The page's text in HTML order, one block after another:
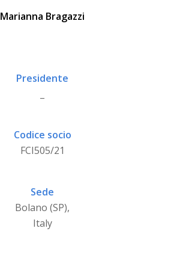
Marianna Bragazzi
Presidente
Codice socio
FCI505/21
Sede
Bolano (SP),
Italy